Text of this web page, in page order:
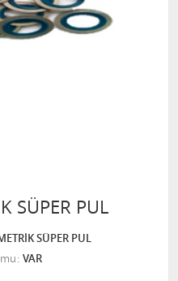
SÜPER PUL
SÜPER PUL
VAR